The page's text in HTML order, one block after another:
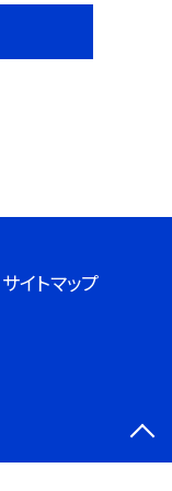
サイトマップ